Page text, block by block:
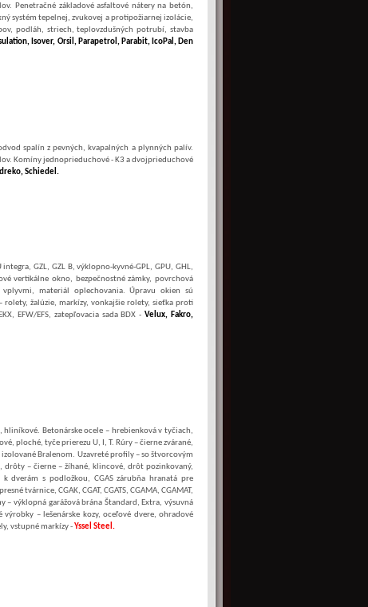
Penetračné základové asfaltové nátery na betón,
systém tepelnej, zvukovej a protipožiarnej izolácie,
podláh, striech, teplovzdušných potrubí, stavba
Isover, Orsil, Parapetrol, Parabit, IcoPal, Den
spalín z pevných, kvapalných a plynných palív.
Komíny jednoprieduchové - K3 a dvojprieduchové
Schiedel.
GZL, GZL B, výklopno-kyvné-GPL, GPU, GHL,
vertikálne okno, bezpečnostné zámky, povrchová
materiál oplechovania. Úpravu okien sú
žalúzie, markízy, vonkajšie rolety, sieťka proti
EFW/EFS, zatepľovacia sada BDX -Velux, Fakro,
Betonárske ocele – hrebienková v tyčiach,
ploché, tyče prierezu U, I, T. Rúry – čierne zvárané,
Bralenom. Uzavreté profily – so štvorcovým
drôty – čierne – žíhané, klincové, drôt pozinkovaný,
dverám s podložkou, CGAS zárubňa hranatá pre
tvárnice, CGAK, CGAT, CGATS, CGAMA, CGAMAT,
– výklopná garážová brána Štandard, Extra, výsuvná
– lešenárske kozy, oceľové dvere, ohradové
vstupné markízy - Yssel Steel.